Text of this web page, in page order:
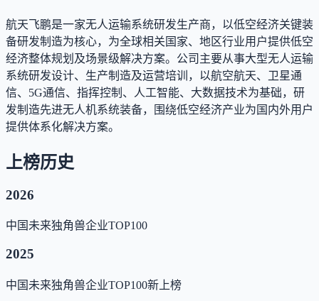
航天飞鹏是一家无人运输系统研发生产商，以低空经济关键装
备研发制造为核心，为全球相关国家、地区行业用户提供低空
经济整体规划及场景级解决方案。公司主要从事大型无人运输
系统研发设计、生产制造及运营培训，以航空航天、卫星通
信、5G通信、指挥控制、人工智能、大数据技术为基础，研
发制造先进无人机系统装备，围绕低空经济产业为国内外用户
提供体系化解决方案。
上榜历史
2026
中国未来独角兽企业TOP100
2025
中国未来独角兽企业TOP100新上榜